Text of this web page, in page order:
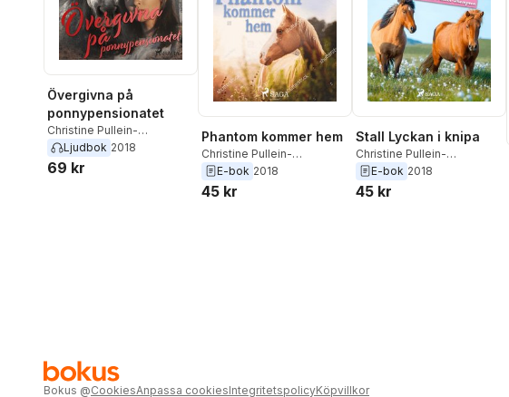
Övergivna på
ponnypensionatet
Christine Pullein-
Thompson
Ljudbok 2018
69 kr
Phantom kommer hem
Christine Pullein-
Thompson
E-bok 2018
45 kr
Stall Lyckan i knipa
Christine Pullein-
Thompson
E-bok 2018
45 kr
Bokus @CookiesAnpassa cookiesIntegritetspolicyKöpvillkor